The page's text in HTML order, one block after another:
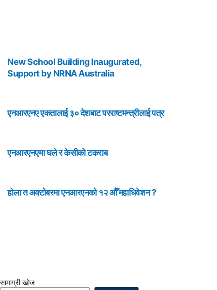
New School Building Inaugurated,
Support by NRNA Australia
एनआरएनए एकतालाई ३० देशबाट परराष्टमन्त्रीलाई पत्र
एनआरएनएमा घले र केसीको टकराब
होला त अक्टोबरमा एनआरएनको १२ औँ महाधिवेशन ?
सामाग्री खोज